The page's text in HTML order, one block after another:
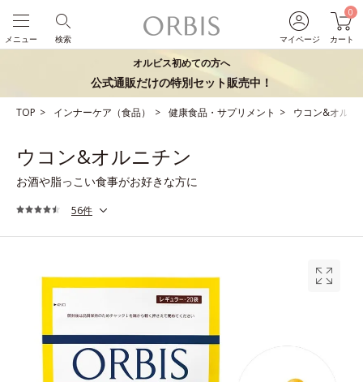
マイページ
0
カート
検索
メニュー
オルビス初めての方へ
公式通販だけの特別セット販売中！
TOP インナーケア（食品） 健康食品・サプリメント ウコン&オルニ
ウコン&オルニチン
お酒や脂っこい食事がお好きな方に
56件